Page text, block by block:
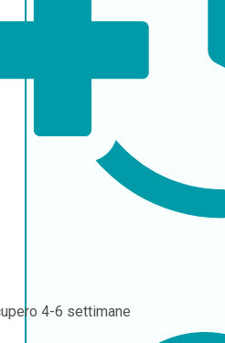
4-6 settimane